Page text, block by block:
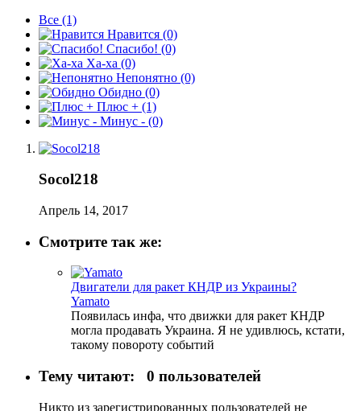
Все (1)
Нравится (0)
Спасибо! (0)
Ха-ха (0)
Непонятно (0)
Обидно (0)
Плюс + (1)
Минус - (0)
Socol218
Апрель 14, 2017
Смотрите так же:
Двигатели для ракет КНДР из Украины?
Yamato
Появилась инфа, что движки для ракет КНДР
могла продавать Украина. Я не удивлюсь, кстати,
такому повороту событий
Тему читают: 0 пользователей
Никто из зарегистрированных пользователей не